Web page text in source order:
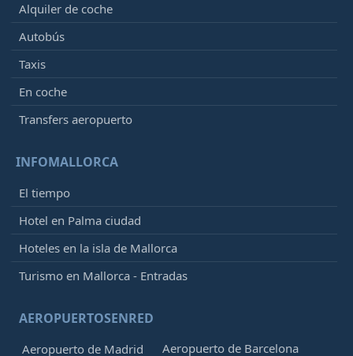
Alquiler de coche
Autobús
Taxis
En coche
Transfers aeropuerto
INFOMALLORCA
El tiempo
Hotel en Palma ciudad
Hoteles en la isla de Mallorca
Turismo en Mallorca - Entradas
AEROPUERTOSENRED
Aeropuerto de Madrid Aeropuerto de Barcelona